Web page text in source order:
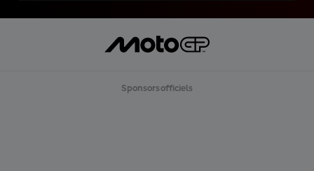
Sponsors officiels